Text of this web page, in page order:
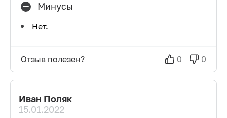
Минусы
Нет.
Отзыв полезен? 0 0
Иван Поляк
15.01.2022